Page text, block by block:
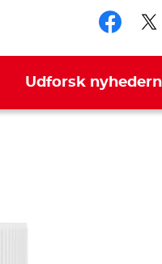
Følg
Udforsk